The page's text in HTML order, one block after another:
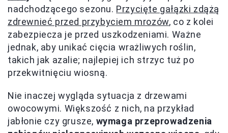
nadchodzącego sezonu. Przycięte gałązki zdążą
zdrewnieć przed przybyciem mrozów, co z kolei
zabezpiecza je przed uszkodzeniami. Ważne
jednak, aby unikać cięcia wrażliwych roślin,
takich jak azalie; najlepiej ich strzyc tuż po
przekwitnięciu wiosną.
Nie inaczej wygląda sytuacja z drzewami
owocowymi. Większość z nich, na przykład
jabłonie czy grusze, wymaga przeprowadzenia